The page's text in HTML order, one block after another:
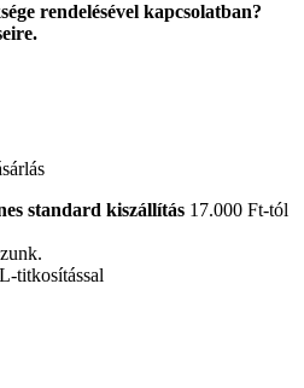
rendelésével kapcsolatban?
standard kiszállítás 17.000 Ft-tól
titkosítással